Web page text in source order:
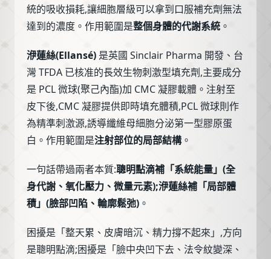
統的吸收損耗,讓細胞層級可以拿到口服補充劑無法
達到的濃度。作用範圍是整個身體的代謝系統 。
洢蓮絲(Ellansé) 是英國 Sinclair Pharma 開發、台
灣 TFDA 已核准的長效生物刺激型填充劑,主要成分
是 PCL 微球(聚己內酯)加 CMC 凝膠載體。注射至
皮下後,CMC 凝膠提供即時填充體積,PCL 微球則作
為精準刺激源,誘導纖維母細胞分泌第一型膠原蛋
白。作用範圍是注射部位的局部結構。
一句話帶過兩者本質:聰明點滴補「系統能量」(全
身代謝、氧化壓力、微量元素);洢蓮絲補「局部體
積」(臉部凹陷、輪廓鬆弛) 。
困擾是「整天累、皮膚暗沉、精力撐不起來」,方向
是聰明點滴;困擾是「臉中央凹下去、法令紋變深、